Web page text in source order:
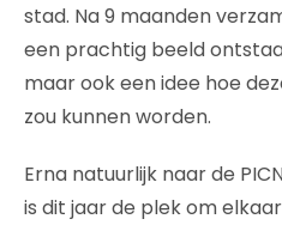
stad. Na 9 maanden
een prachtig beeld
maar ook een idee hoe
zou kunnen worden.
Erna natuurlijk naar de
is dit jaar de plek om